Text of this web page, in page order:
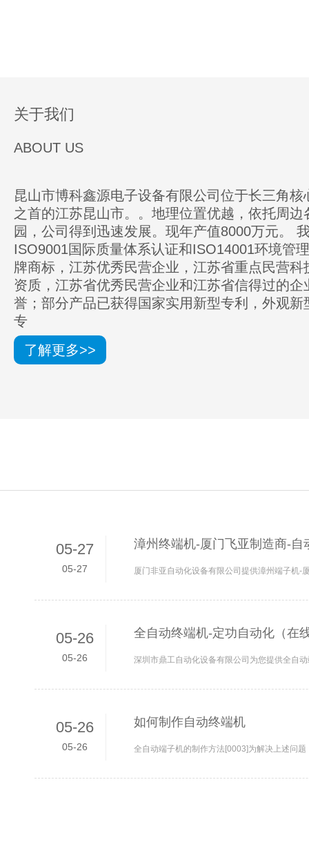
关于我们
ABOUT US
昆山市博科鑫源电子设备有限公司位于长三角核
之首的江苏昆山市。。地理位置优越，依托周边
园，公司得到迅速发展。现年产值8000万元。
ISO9001国际质量体系认证和ISO14001环境管
牌商标，江苏优秀民营企业，江苏省重点民营科
资质，江苏省优秀民营企业和江苏省信得过的企
誉；部分产品已获得国家实用新型专利，外观新
专
了解更多>>
05-27
05-27
漳州终端机-厦门飞亚制造商-自
05-26
05-26
全自动终端机-定功自动化（在
05-26
05-26
如何制作自动终端机